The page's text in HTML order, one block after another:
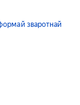
зваротнай